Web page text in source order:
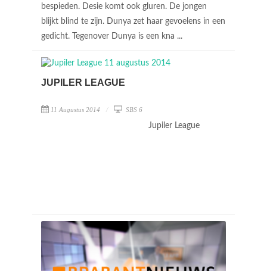
bespieden. Desie komt ook gluren. De jongen
blijkt blind te zijn. Dunya zet haar gevoelens in een
gedicht. Tegenover Dunya is een kna ...
JUPILER LEAGUE
11 Augustus 2014 SBS 6
Jupiler League